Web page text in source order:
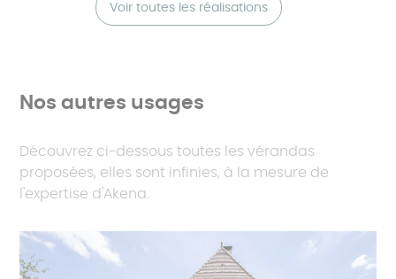
Voir toutes les réalisations
Nos autres usages
Découvrez ci-dessous toutes les vérandas
proposées, elles sont infinies, à la mesure de
l'expertise d'Akena.